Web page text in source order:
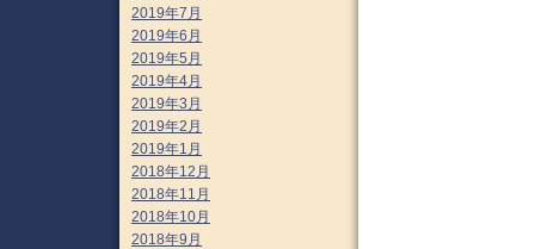
2019年7月
2019年6月
2019年5月
2019年4月
2019年3月
2019年2月
2019年1月
2018年12月
2018年11月
2018年10月
2018年9月